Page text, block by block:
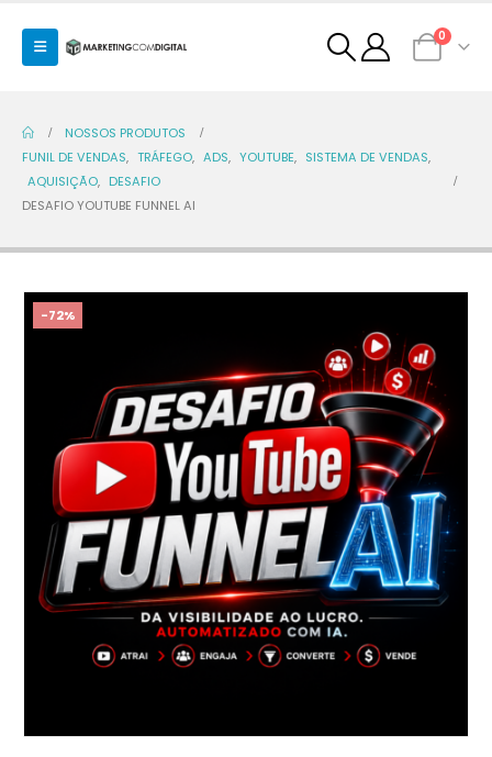
0
NOSSOS PRODUTOS
FUNIL DE VENDAS, TRÁFEGO, ADS, YOUTUBE, SISTEMA DE VENDAS,
AQUISIÇÃO, DESAFIO
DESAFIO YOUTUBE FUNNEL AI
-72%